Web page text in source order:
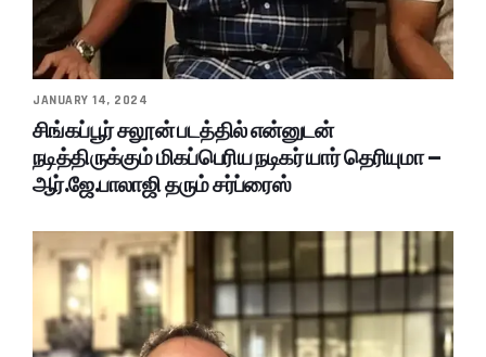
JANUARY 14, 2024
சிங்கப்பூர் சலூன் படத்தில் என்னுடன்
நடித்திருக்கும் மிகப்பெரிய நடிகர் யார் தெரியுமா –
ஆர்.ஜே.பாலாஜி தரும் சர்ப்ரைஸ்